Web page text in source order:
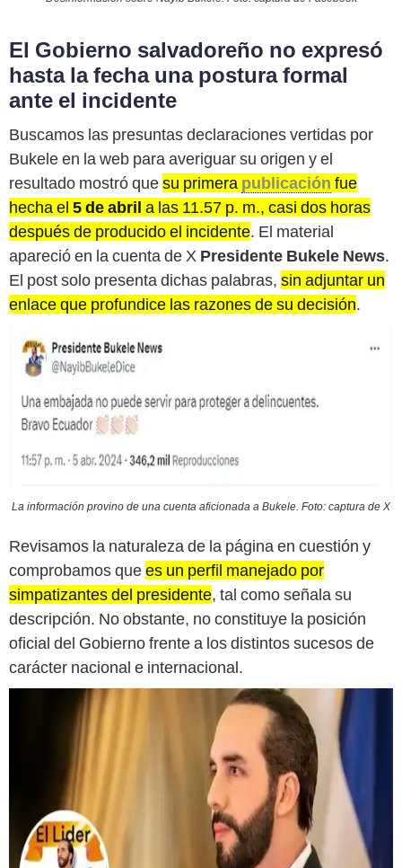
El Gobierno salvadoreño no expresó
hasta la fecha una postura formal
ante el incidente
Buscamos las presuntas declaraciones vertidas por
Bukele en la web para averiguar su origen y el
resultado mostró quesu primera publicación fue
hecha el 5 de abril a las 11.57 p. m., casi dos horas
después de producido el incidente. El material
apareció en la cuenta de X Presidente Bukele News.
El post solo presenta dichas palabras, sin adjuntar un
enlace que profundice las razones de su decisión.
La información provino de una cuenta aficionada a Bukele. Foto: captura de X
Revisamos la naturaleza de la página en cuestión y
comprobamos quees un perfil manejado por
simpatizantes del presidente, tal como señala su
descripción. No obstante, no constituye la posición
oficial del Gobierno frente a los distintos sucesos de
carácter nacional e internacional.